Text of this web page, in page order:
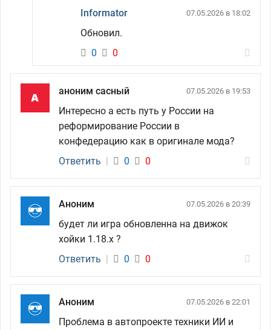
Informator 07.05.2026 в 18:02
Обновил.
0
0
аноним сасный 07.05.2026 в 19:53
Интересно а есть путь у России на
реформирование России в
конфедерацию как в оригинале мода?
Ответить | 0 0
Аноним 07.05.2026 в 20:39
будет ли игра обновленна на движок
хойки 1.18.x ?
Ответить | 0 0
Аноним 07.05.2026 в 22:01
Проблема в автопроекте техники ИИ и